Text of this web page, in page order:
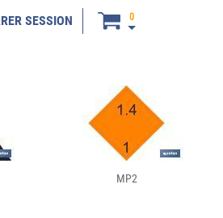
SESSION 0
MP2